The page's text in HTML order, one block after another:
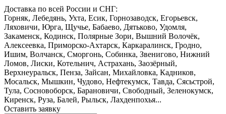
Доставка по всей России и СНГ:
Горняк, Лебедянь, Ухта, Есик, Горнозаводск, Егорьевск,
Ляховичи, Юрга, Щучье, Бабаево, Дятьково, Удомля,
Закаменск, Кодинск, Полярные Зори, Вышний Волочёк,
Алексеевка, Приморско-Ахтарск, Каркаралинск, Гродно,
Ишим, Волчанск, Сморгонь, Собинка, Звенигово, Нижний
Ломов, Лиски, Котельнич, Астрахань, Заозёрный,
Верхнеуральск, Пенза, Зайсан, Михайловка, Кадников,
Мосальск, Мышкин, Чудово, Нефтекумск, Тавда, Сясьстрой,
Тула, Сосновоборск, Барановичи, Свободный, Зеленокумск,
Киренск, Руза, Балей, Рыльск, Лахденпохья...
Оставить заявку